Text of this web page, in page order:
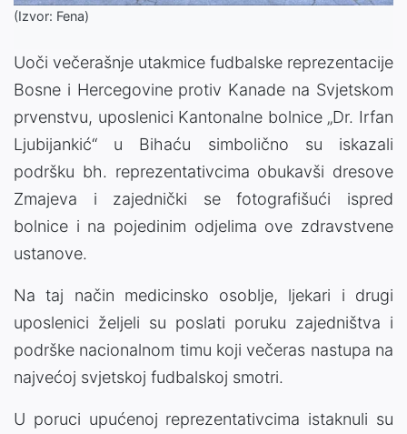
(Izvor: Fena)
Uoči večerašnje utakmice fudbalske reprezentacije
Bosne i Hercegovine protiv Kanade na Svjetskom
prvenstvu, uposlenici Kantonalne bolnice „Dr. Irfan
Ljubijankić“ u Bihaću simbolično su iskazali
podršku bh. reprezentativcima obukavši dresove
Zmajeva i zajednički se fotografišući ispred
bolnice i na pojedinim odjelima ove zdravstvene
ustanove.
Na taj način medicinsko osoblje, ljekari i drugi
uposlenici željeli su poslati poruku zajedništva i
podrške nacionalnom timu koji večeras nastupa na
najvećoj svjetskoj fudbalskoj smotri.
U poruci upućenoj reprezentativcima istaknuli su